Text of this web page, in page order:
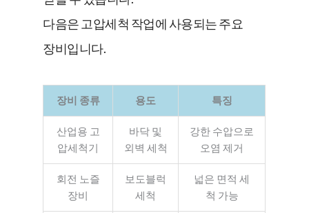
다음은 고압세척 작업에 사용되는 주요
장비입니다.
장비 종류 용도 특징
산업용 고
압세척기
바닥 및
외벽 세척
강한 수압으로
오염 제거
회전 노즐
장비
보도블럭
세척
넓은 면적 세
척 가능